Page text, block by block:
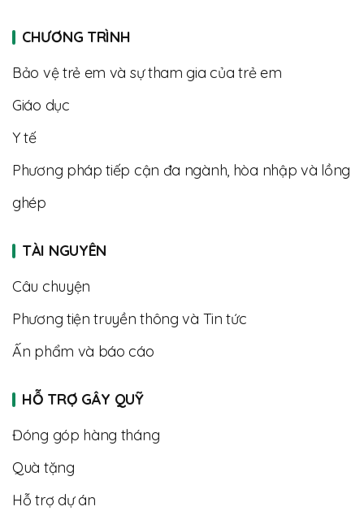
CHƯƠNG TRÌNH
Bảo vệ trẻ em và sự tham gia của trẻ em
Giáo dục
Y tế
Phương pháp tiếp cận đa ngành, hòa nhập và lồng
ghép
TÀI NGUYÊN
Câu chuyện
Phương tiện truyền thông và Tin tức
Ấn phẩm và báo cáo
HỖ TRỢ GÂY QUỸ
Đóng góp hàng tháng
Quà tặng
Hỗ trợ dự án